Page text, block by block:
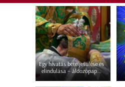
Egy hivatás beteljesülése és
elindulása – áldozópap...